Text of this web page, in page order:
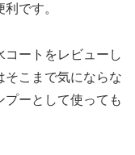
です。
コートをレビューし
そこまで気にならな
プーとして使っても